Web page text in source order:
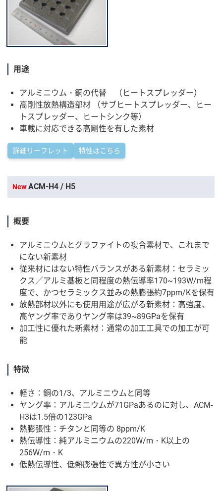
用途
アルミニウム・銅の代替 （ヒートスプレッダー）
高剛性放熱構造部材 （サブヒートスプレッダー、ヒー
トスプレッダー、ヒートシンク等）
車載に対応できる高剛性を有した素材
詳細リーフレット 特性はこちら
New ACM-H4 / H5
概要
アルミニウムとグラファイトの複合素材で、これまで
にない新素材
従来材にはない特性バランスがある新素材：セラミッ
クス／アルミ基板と同程度の熱伝導率170~193W/m程
度で、かつセラミックス並みの熱膨張約7ppm/Kを保有
放熱部材以外にも使用用途が広がる新素材：高強度、
高ヤング率でありヤング率は39~89GPaを保有
加工性に優れた新素材：通常の加工工具での加工が可
能
特徴
軽さ：銅の1/3、アルミニウムと同等
ヤング率：アルミニウムが71GPaあるのに対し、ACM-
H3は1.5倍の123GPa
熱膨張性：チタンと同等の 8ppm/K
熱伝導性：純アルミニウムの220W/m・K以上の
256W/m・K
低熱伝導性、低熱膨張性で異方性が小さい